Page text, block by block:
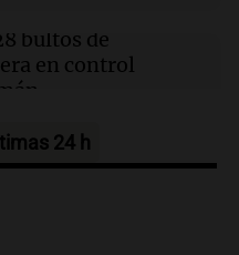
bultos de
en control
industria
24 h